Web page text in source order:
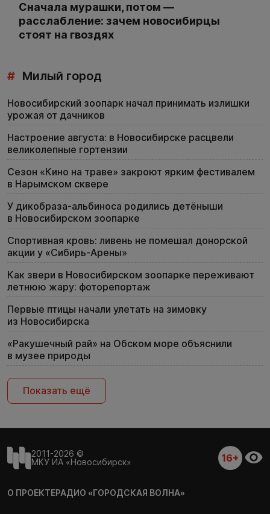
Сначала мурашки, потом —
расслабление: зачем новосибирцы
стоят на гвоздях
# Милый город
Новосибирский зоопарк начал принимать излишки
урожая от дачников
Настроение августа: в Новосибирске расцвели
великолепные гортензии
Сезон «Кино на траве» закроют ярким фестивалем
в Нарымском сквере
У дикобраза-альбиноса родились детёныши
в Новосибирском зоопарке
Спортивная кровь: ливень не помешал донорской
акции у «Сибирь-Арены»
Как звери в Новосибирском зоопарке переживают
летнюю жару: фоторепортаж
Первые птицы начали улетать на зимовку
из Новосибирска
«Ракушечный рай» на Обском море объяснили
в музее природы
Показать ещё
2011-2026 ©
МКУ ИА «Новосибирск»
16+
О ПРОЕКТЕРАДИО «ГОРОДСКАЯ ВОЛНА»